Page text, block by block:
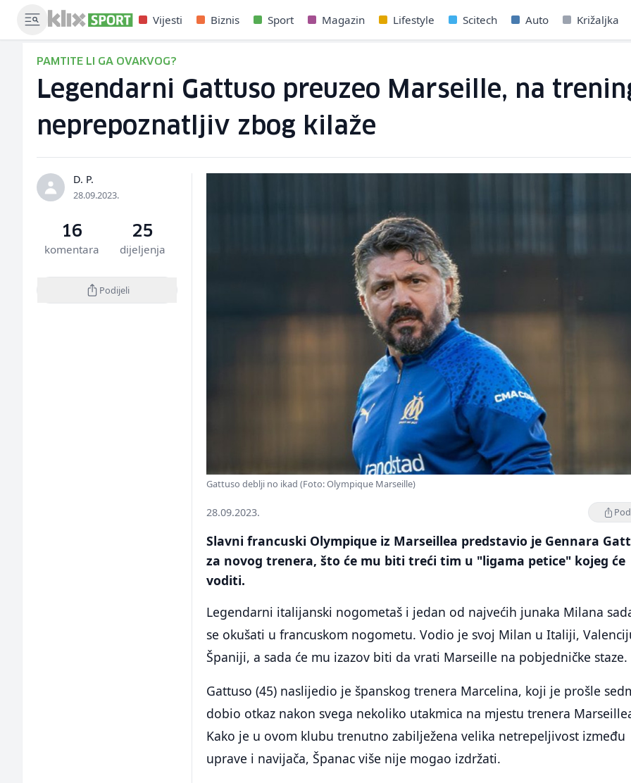
Vijesti Biznis Sport Magazin Lifestyle Scitech Auto Križaljka
PAMTITE LI GA OVAKVOG?
Legendarni Gattuso preuzeo Marseille, na
neprepoznatljiv zbog kilaže
D. P.
28.09.2023.
16
komentara
25
dijeljenja
Podijeli
Gattuso deblji no ikad (Foto: Olympique Marseille)
28.09.2023.
Slavni francuski Olympique iz Marseillea predstavio je Gennara
za novog trenera, što će mu biti treći tim u "ligama petice" kojeg će
voditi.
Legendarni italijanski nogometaš i jedan od najvećih junaka Milana
se okušati u francuskom nogometu. Vodio je svoj Milan u Italiji,
Španiji, a sada će mu izazov biti da vrati Marseille na pobjedničke staze.
Gattuso (45) naslijedio je španskog trenera Marcelina, koji je prošle
dobio otkaz nakon svega nekoliko utakmica na mjestu trenera
Kako je u ovom klubu trenutno zabilježena velika netrepeljivost između
uprave i navijača, Španac više nije mogao izdržati.